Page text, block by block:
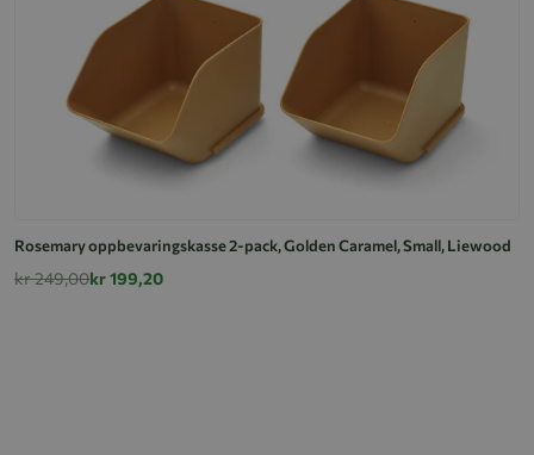
Rosemary oppbevaringskasse 2-pack, Golden Caramel, Small, Liewood
kr 249,00kr 199,20